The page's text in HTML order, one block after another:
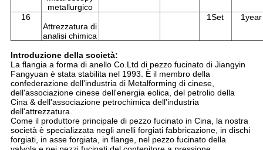
metallurgico
16
Attrezzatura di
analisi chimica
1Set 1year
Introduzione della società:
La flangia a forma di anello Co.Ltd di pezzo fucinato di Jiangyin
Fangyuan è stata stabilita nel 1993. È il membro della
confederazione dell'industria di Metalforming di cinese,
dell'associazione cinese dell'energia eolica, del petrolio della
Cina & dell'associazione petrochimica dell'industria
dell'attrezzatura.
Come il produttore principale di pezzo fucinato in Cina, la nostra
società è specializzata negli anelli forgiati fabbricazione, in dischi
forgiati, in asse forgiata, in flange, nel pezzo fucinato della